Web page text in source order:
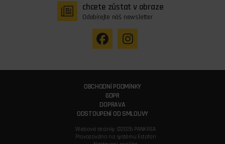
chcete zůstat v obraze
Odebírejte náš newsletter
OBCHODNÍ PODMÍNKY
GDPR
DOPRAVA
ODSTOUPENÍ OD SMLOUVY
Webové stránky ©2026 PANKREA
Provozováno na systému Estofan